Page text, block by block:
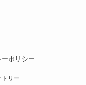
ポリシー
リー.